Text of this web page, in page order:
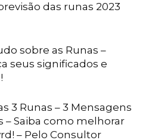
das runas 2023
sobre as Runas –
seus significados e
3 Runas – 3 Mensagens
– Saiba como melhorar
– Pelo Consultor